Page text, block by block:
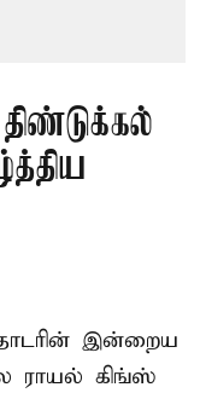
தொடரின் இன்றைய
ராயல் கிங்ஸ்